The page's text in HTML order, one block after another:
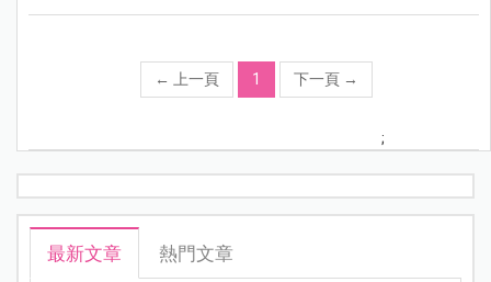
← 上一頁 1 下一頁 →
;
最新文章 熱門文章